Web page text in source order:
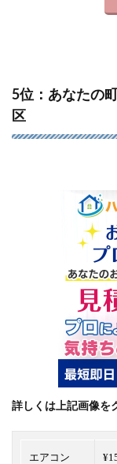
5位：あなたの
区
詳しくは上記画像を
エアコン